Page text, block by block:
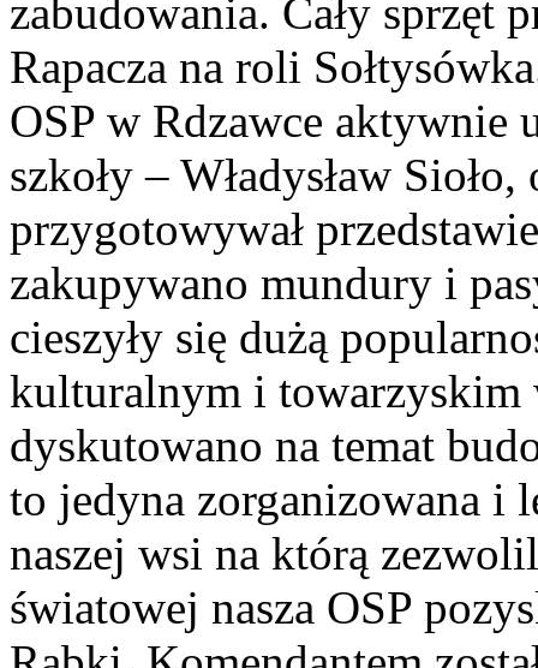
zabudowania. Cały sprzęt
Rapacza na roli
OSP w Rdzawce aktywnie
szkoły – Władysław
przygotowywał
zakupywano mundury i
cieszyły się dużą
kulturalnym i towarzyskim
dyskutowano na temat
to jedyna zorganizowana i
naszej wsi na którą
światowej nasza OSP